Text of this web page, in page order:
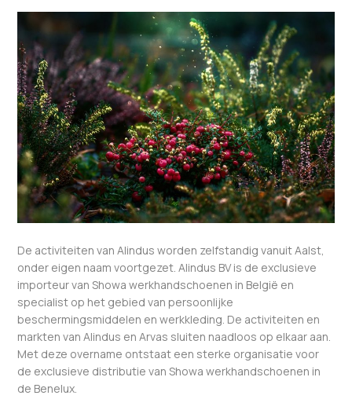
De activiteiten van Alindus worden zelfstandig vanuit Aalst,
onder eigen naam voortgezet. Alindus BV is de exclusieve
importeur van Showa werkhandschoenen in België en
specialist op het gebied van persoonlijke
beschermingsmiddelen en werkkleding. De activiteiten en
markten van Alindus en Arvas sluiten naadloos op elkaar aan.
Met deze overname ontstaat een sterke organisatie voor
de exclusieve distributie van Showa werkhandschoenen in
de Benelux.